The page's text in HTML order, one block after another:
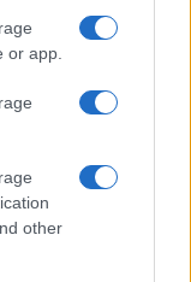
or app.
other